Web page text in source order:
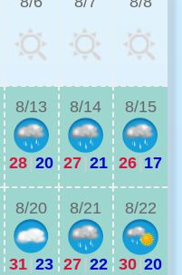
8/13
28 20
8/14
27 21
8/15
26 17
8/20
31 23
8/21
27 22
8/22
30 20